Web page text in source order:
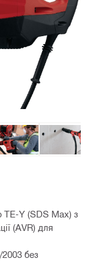
TE-Y (SDS Max) з
(AVR) для
без